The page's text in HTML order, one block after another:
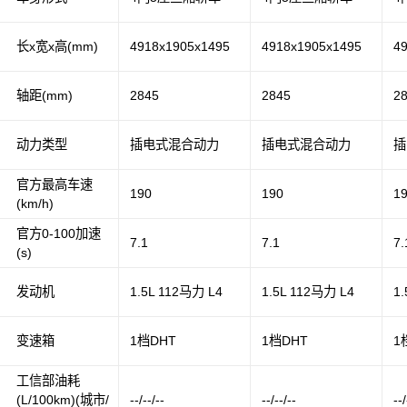
长x宽x高(mm)
轴距(mm)
动力类型
官方最高车速
(km/h)
官方0-100加速
(s)
发动机
变速箱
工信部油耗
(L/100km)(城市/
4918x1905x1495 4918x1905x1495
2845 2845
插电式混合动力 插电式混合动力
190 190
7.1 7.1
1.5L 112马力 L4 1.5L 112马力 L4
1档DHT 1档DHT 1
--/--/-- --/--/--